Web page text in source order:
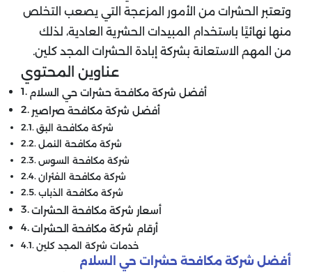
وتعتبر الحشرات من الأمور المزعجة التي يصعب التخلص
منها نهائيًا باستخدام المبيدات الحشرية العادية، لذلك
من المهم الاستعانة بشركة إبادة الحشرات المجد كلين.
عناوين المحتوي
أفضل شركة مكافحة حشرات حي السلام
أفضل شركة مكافحة صراصير
شركة مكافحة البق
شركة مكافحة السوس
شركة مكافحة الفئران
شركة مكافحة الذباب
أسعار شركة مكافحة الحشرات
أرقام شركة مكافحة الحشرات
خدمات شركة المجد كلين
أفضل شركة مكافحة حشرات حي السلام